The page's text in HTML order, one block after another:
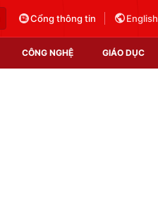
Cổng thông tin English
CÔNG NGHỆ GIÁO DỤC